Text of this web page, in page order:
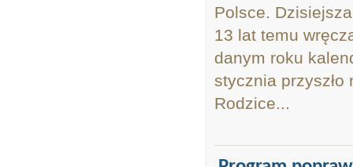
Polsce.
13 lat temu
danym roku
stycznia przyszło
Rodzice...